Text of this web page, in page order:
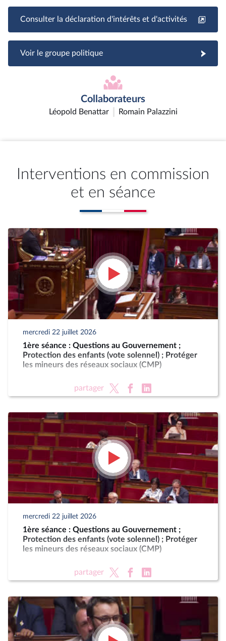
Consulter la déclaration d'intérêts et d'activités
Voir le groupe politique
Collaborateurs
Léopold Benattar Romain Palazzini
Interventions en commission
et en séance
mercredi 22 juillet 2026
1ère séance : Questions au Gouvernement ;
Protection des enfants (vote solennel) ; Protéger
les mineurs des réseaux sociaux (CMP)
partager
mercredi 22 juillet 2026
1ère séance : Questions au Gouvernement ;
Protection des enfants (vote solennel) ; Protéger
les mineurs des réseaux sociaux (CMP)
partager